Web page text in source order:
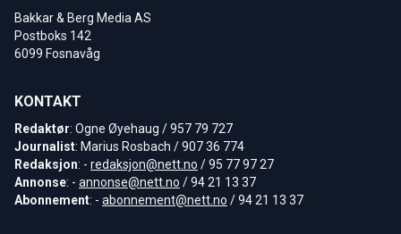
Bakkar & Berg Media AS
Postboks 142
6099 Fosnavåg
KONTAKT
Redaktør: Ogne Øyehaug / 957 79 727
Journalist: Marius Rosbach / 907 36 774
Redaksjon: - redaksjon@nett.no / 95 77 97 27
Annonse: - annonse@nett.no / 94 21 13 37
Abonnement: - abonnement@nett.no / 94 21 13 37